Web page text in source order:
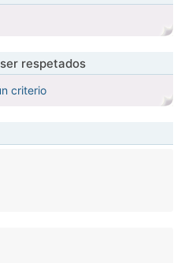
respetados
criterio